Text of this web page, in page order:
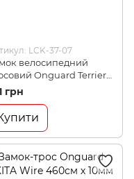
LCK-37-07
велосипедний
Onguard Terrier
4, кодовий, 120см х
Black (LCK-37-07)
грн